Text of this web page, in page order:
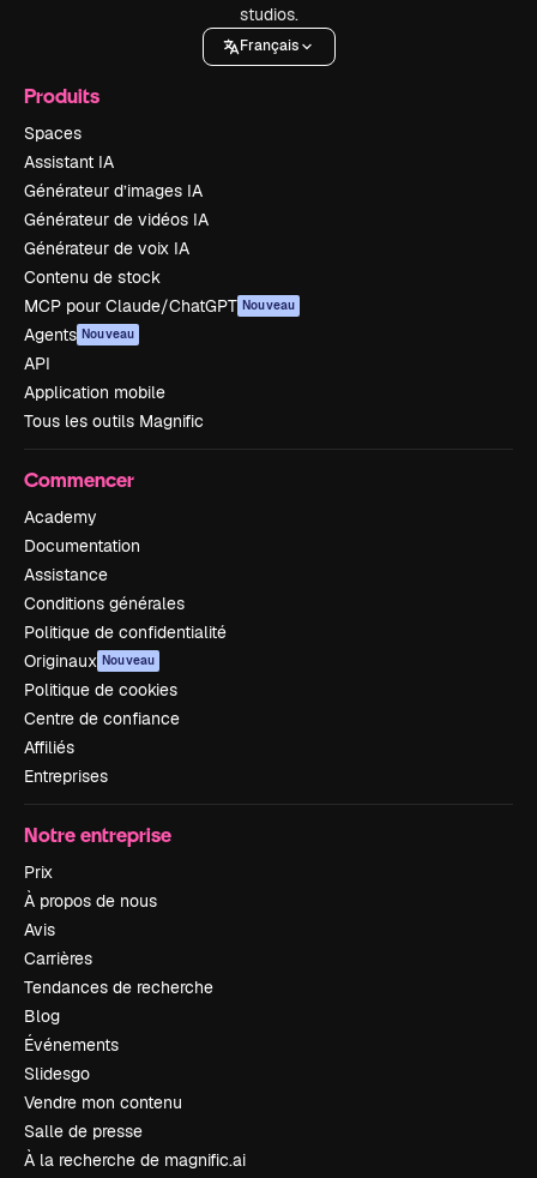
studios.
Français
Produits
Spaces
Assistant IA
Générateur d’images IA
Générateur de vidéos IA
Générateur de voix IA
Contenu de stock
MCP pour Claude/ChatGPT Nouveau
Agents Nouveau
API
Application mobile
Tous les outils Magnific
Commencer
Academy
Documentation
Assistance
Conditions générales
Politique de confidentialité
Originaux Nouveau
Politique de cookies
Centre de confiance
Affiliés
Entreprises
Notre entreprise
Prix
À propos de nous
Avis
Carrières
Tendances de recherche
Blog
Événements
Slidesgo
Vendre mon contenu
Salle de presse
À la recherche de magnific.ai